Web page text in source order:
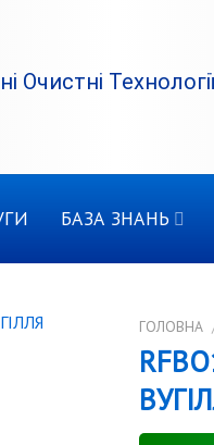
Очистні Технології
БАЗА ЗНАНЬ
ГОЛОВНА